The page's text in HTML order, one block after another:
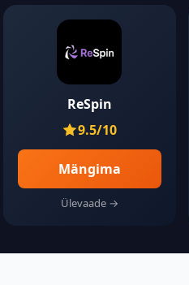
ReSpin
9.5/10
Mängima
Ülevaade →